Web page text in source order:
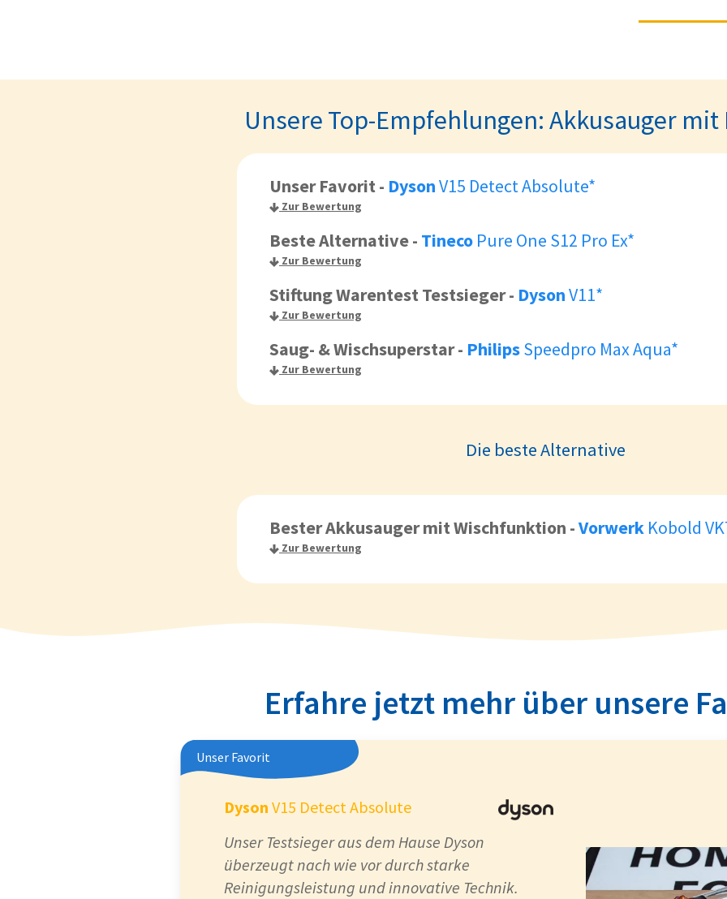
Unsere Top-Empfehlungen: Akkusauger mit
Unser Favorit- DysonV15 Detect Absolute*
Zur Bewertung
Beste Alternative- Tineco Pure One S12 Pro Ex*
Zur Bewertung
Stiftung Warentest Testsieger- DysonV11*
Zur Bewertung
Saug- & Wischsuperstar- PhilipsSpeedpro Max Aqua*
Zur Bewertung
Die beste Alternative
Bester Akkusauger mit Wischfunktion -Vorwerk Kobold
Zur Bewertung
Erfahre jetzt mehr über unsere
Unser Favorit
Dyson V15 Detect Absolute
Unser Testsieger aus dem Hause Dyson
überzeugt nach wie vor durch starke
Reinigungsleistung und innovative Technik.
Erleichterung im Alltag finden.
Vorteile
Alltagstest
Super flexibel: Sehr viel Zubehör
Sehr flach - kommt gut unter Möbel
Sehr gute Reinigung an Ecken und
Kanten
Hohe Qualität
Gut für Allergiker
Auch als Wischsauger einsetzbar
(SPB100)
Nachteile